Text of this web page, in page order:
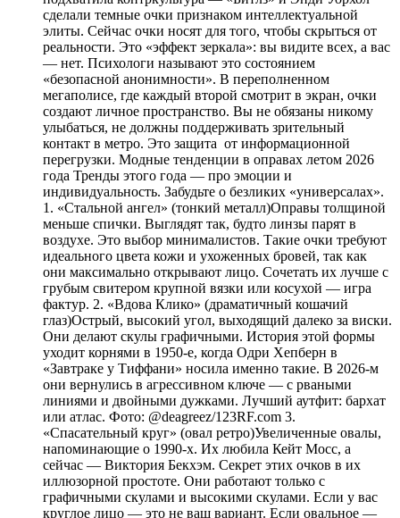
сделали темные очки признаком интеллектуальной
элиты. Сейчас очки носят для того, чтобы скрыться от
реальности. Это «эффект зеркала»: вы видите всех, а вас
— нет. Психологи называют это состоянием
«безопасной анонимности». В переполненном
мегаполисе, где каждый второй смотрит в экран, очки
создают личное пространство. Вы не обязаны никому
улыбаться, не должны поддерживать зрительный
контакт в метро. Это защита от информационной
перегрузки. Модные тенденции в оправах летом 2026
года Тренды этого года — про эмоции и
индивидуальность. Забудьте о безликих «универсалах».
1. «Стальной ангел» (тонкий металл)Оправы толщиной
меньше спички. Выглядят так, будто линзы парят в
воздухе. Это выбор минималистов. Такие очки требуют
идеального цвета кожи и ухоженных бровей, так как
они максимально открывают лицо. Сочетать их лучше с
грубым свитером крупной вязки или косухой — игра
фактур. 2. «Вдова Клико» (драматичный кошачий
глаз)Острый, высокий угол, выходящий далеко за виски.
Они делают скулы графичными. История этой формы
уходит корнями в 1950-е, когда Одри Хепберн в
«Завтраке у Тиффани» носила именно такие. В 2026-м
они вернулись в агрессивном ключе — с рваными
линиями и двойными дужками. Лучший аутфит: бархат
или атлас. Фото: @deagreez/123RF.com 3.
«Спасательный круг» (овал ретро)Увеличенные овалы,
напоминающие о 1990-х. Их любила Кейт Мосс, а
сейчас — Виктория Бекхэм. Секрет этих очков в их
иллюзорной простоте. Они работают только с
графичными скулами и высокими скулами. Если у вас
круглое лицо — это не ваш вариант. Если овальное —